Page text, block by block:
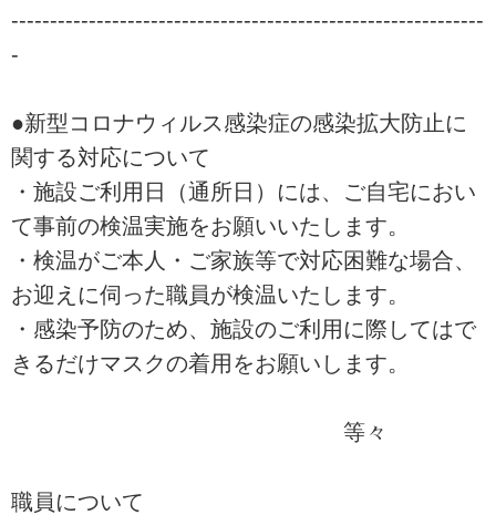
-------------------------------------------------------------
-
●新型コロナウィルス感染症の感染拡大防止に
関する対応について
・施設ご利用日（通所日）には、ご自宅におい
て事前の検温実施をお願いいたします。
・検温がご本人・ご家族等で対応困難な場合、
お迎えに伺った職員が検温いたします。
・感染予防のため、施設のご利用に際してはで
きるだけマスクの着用をお願いします。
等々
職員について